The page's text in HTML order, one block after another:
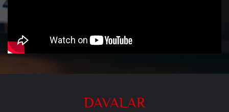
DAVALAR